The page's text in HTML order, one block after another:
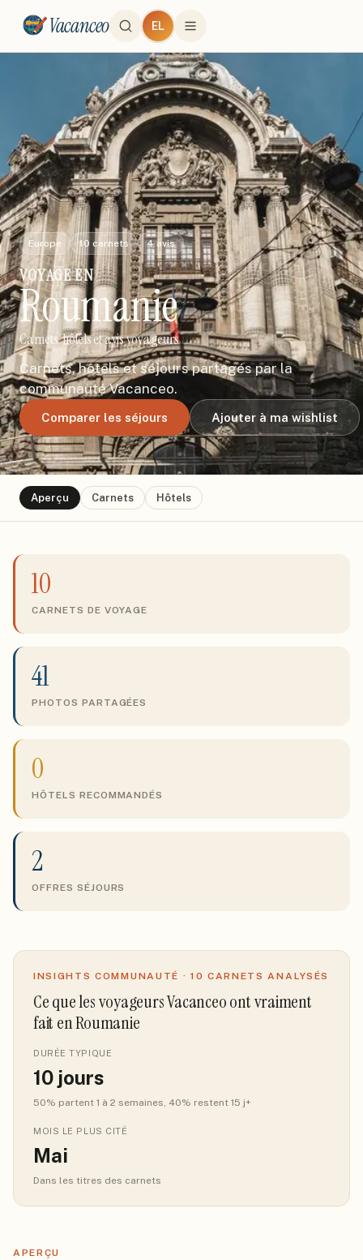
Vacanceo EL
Europe 10 carnets 4avis
VOYAGEEN
Roumanie
Carnets, hôtels et avis voyageurs
Carnets, hôtels et séjours partagés par la
communauté Vacanceo.
Comparer les séjours Ajouter à ma wishlist
Aperçu Carnets Hôtels
10
CARNETS DE VOYAGE
41
PHOTOS PARTAGÉES
0
HÔTELS RECOMMANDÉS
2
OFFRES SÉJOURS
INSIGHTS COMMUNAUTÉ · 10 CARNETS ANALYSÉS
Ce que les voyageurs Vacanceo ont vraiment
fait en Roumanie
DURÉE TYPIQUE
10 jours
50% partent 1 à 2 semaines, 40% restent 15 j+
MOIS LE PLUS CITÉ
Mai
Dans les titres des carnets
APERÇU